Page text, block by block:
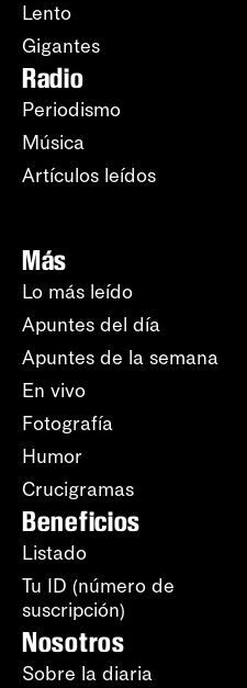
Lento
Gigantes
Radio
Periodismo
Música
Artículos leídos
Más
Lo más leído
Apuntes del día
Apuntes de la semana
En vivo
Fotografía
Humor
Crucigramas
Beneficios
Listado
Tu ID (número de
suscripción)
Nosotros
Sobre la diaria